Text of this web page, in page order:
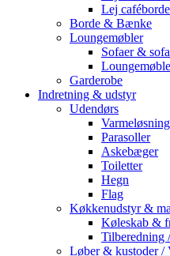
Lej caféborde
Borde & Bænke
Loungemøbler
Sofaer &
Garderobe
Indretning & udstyr
Udendørs
Parasoller
Askebæger
Toiletter
Hegn
Flag
Køkkenudstyr &
Køleskab &
Tilberedning
Løber & kustoder /